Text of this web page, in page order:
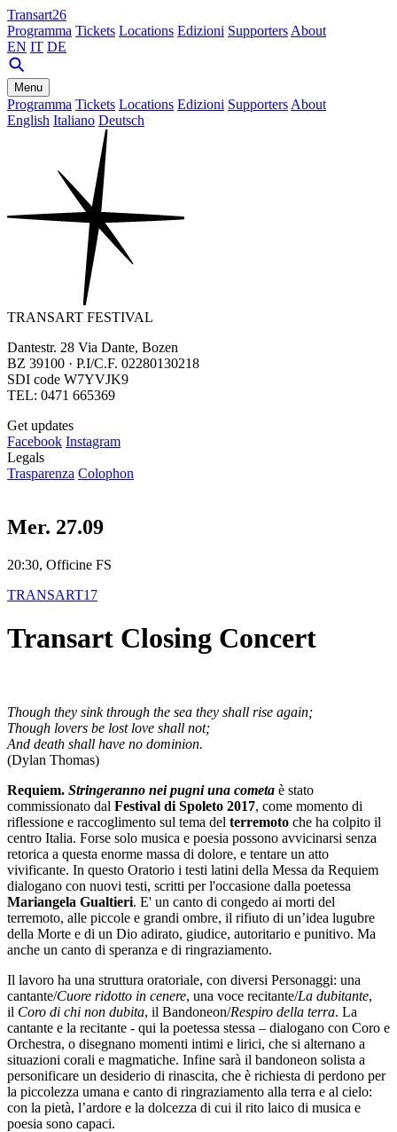
Transart26
Programma Tickets Locations Edizioni Supporters About
EN IT DE
Menu
Programma Tickets Locations Edizioni Supporters About
English Italiano Deutsch
TRANSART FESTIVAL
Dantestr. 28 Via Dante, Bozen
BZ 39100 · P.I/C.F. 02280130218
SDI code W7YVJK9
TEL: 0471 665369
Get updates
Facebook Instagram
Legals
Trasparenza Colophon
Mer. 27.09
20:30, Officine FS
TRANSART17
Transart Closing Concert
Though they sink through the sea they shall rise again;
Though lovers be lost love shall not;
And death shall have no dominion.
(Dylan Thomas)
Requiem. Stringeranno nei pugni una cometa è stato
commissionato dal Festival di Spoleto 2017, come momento di
riflessione e raccoglimento sul tema del terremoto che ha colpito il
centro Italia. Forse solo musica e poesia possono avvicinarsi senza
retorica a questa enorme massa di dolore, e tentare un atto
vivificante. In questo Oratorio i testi latini della Messa da Requiem
dialogano con nuovi testi, scritti per l'occasione dalla poetessa
Mariangela Gualtieri. E' un canto di congedo ai morti del
terremoto, alle piccole e grandi ombre, il rifiuto di un’idea lugubre
della Morte e di un Dio adirato, giudice, autoritario e punitivo. Ma
anche un canto di speranza e di ringraziamento.
Il lavoro ha una struttura oratoriale, con diversi Personaggi: una
cantante/Cuore ridotto in cenere, una voce recitante/La dubitante,
il Coro di chi non dubita, il Bandoneon/Respiro della terra. La
cantante e la recitante - qui la poetessa stessa – dialogano con Coro e
Orchestra, o disegnano momenti intimi e lirici, che si alternano a
situazioni corali e magmatiche. Infine sarà il bandoneon solista a
personificare un desiderio di rinascita, che è richiesta di perdono per
la piccolezza umana e canto di ringraziamento alla terra e al cielo:
con la pietà, l’ardore e la dolcezza di cui il rito laico di musica e
poesia sono capaci.